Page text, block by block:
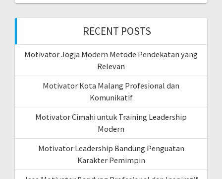
RECENT POSTS
Motivator Jogja Modern Metode Pendekatan yang
Relevan
Motivator Kota Malang Profesional dan
Komunikatif
Motivator Cimahi untuk Training Leadership
Modern
Motivator Leadership Bandung Penguatan
Karakter Pemimpin